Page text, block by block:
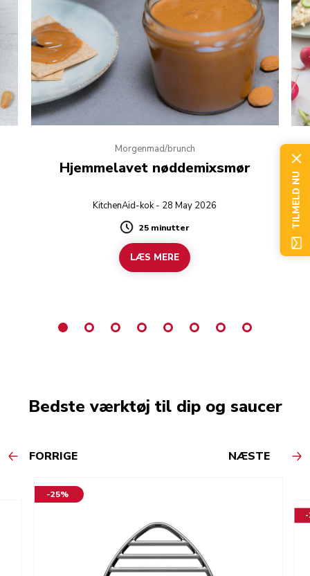
Morgenmad/brunch
Hjemmelavet nøddemixsmør
KitchenAid-kok - 28 May 2026
Duration
25 minutter
LÆS MERE
Bedste værktøj til dip og saucer
FORRIGE NÆSTE
-25%
-
TILMELD NU